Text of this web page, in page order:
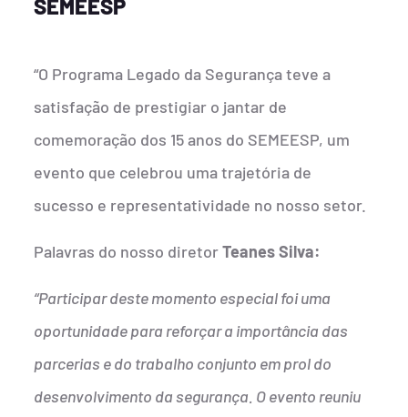
SEMEESP
“O Programa Legado da Segurança teve a
satisfação de prestigiar o jantar de
comemoração dos 15 anos do SEMEESP, um
evento que celebrou uma trajetória de
sucesso e representatividade no nosso setor.
Palavras do nosso diretorTeanes Silva:
“Participar deste momento especial foi uma
oportunidade para reforçar a importância das
parcerias e do trabalho conjunto em prol do
desenvolvimento da segurança. O evento reuniu